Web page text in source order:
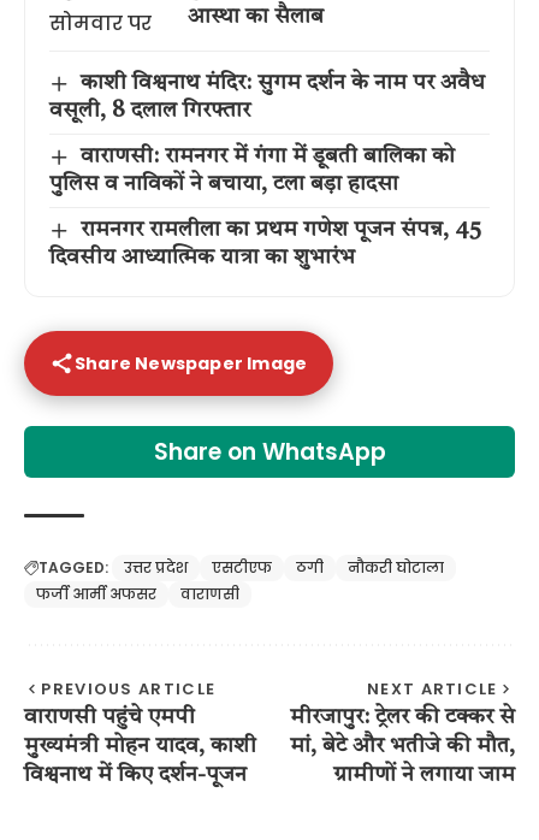
आस्था का सैलाब
काशी विश्वनाथ मंदिर: सुगम दर्शन के नाम पर अवैध
वसूली, 8 दलाल गिरफ्तार
वाराणसी: रामनगर में गंगा में डूबती बालिका को
पुलिस व नाविकों ने बचाया, टला बड़ा हादसा
रामनगर रामलीला का प्रथम गणेश पूजन संपन्न, 45
दिवसीय आध्यात्मिक यात्रा का शुभारंभ
Share Newspaper Image
Share on WhatsApp
TAGGED: उत्तर प्रदेश एसटीएफ ठगी
नौकरी घोटाला
फर्जी आर्मी अफसर
वाराणसी
PREVIOUS ARTICLE
वाराणसी पहुंचे एमपी
मुख्यमंत्री मोहन यादव, काशी
विश्वनाथ में किए दर्शन-पूजन
NEXT ARTICLE
मीरजापुर: ट्रेलर की टक्कर से
मां, बेटे और भतीजे की मौत,
ग्रामीणों ने लगाया जाम